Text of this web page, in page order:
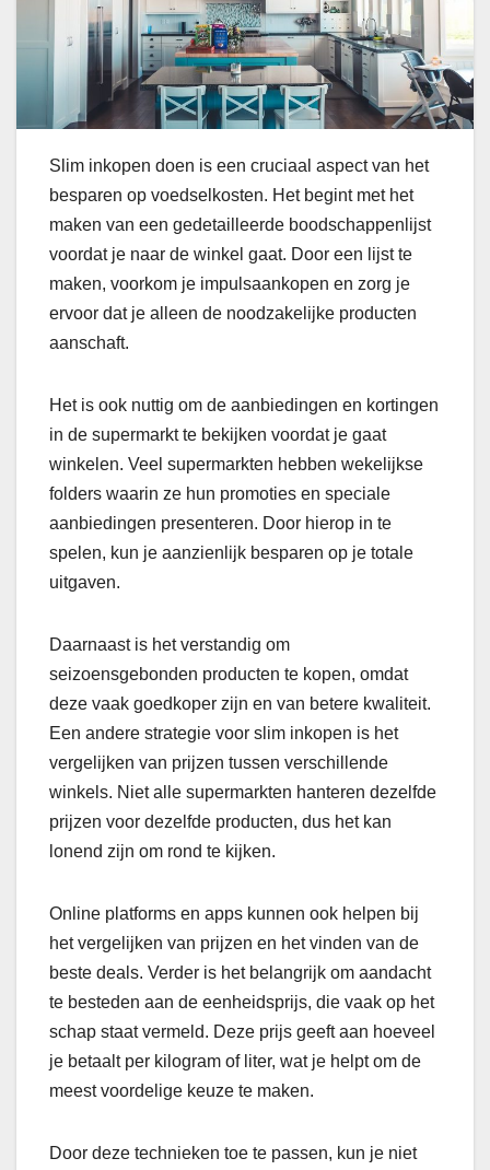
Slim inkopen doen is een cruciaal aspect van het
besparen op voedselkosten. Het begint met het
maken van een gedetailleerde boodschappenlijst
voordat je naar de winkel gaat. Door een lijst te
maken, voorkom je impulsaankopen en zorg je
ervoor dat je alleen de noodzakelijke producten
aanschaft.
Het is ook nuttig om de aanbiedingen en kortingen
in de supermarkt te bekijken voordat je gaat
winkelen. Veel supermarkten hebben wekelijkse
folders waarin ze hun promoties en speciale
aanbiedingen presenteren. Door hierop in te
spelen, kun je aanzienlijk besparen op je totale
uitgaven.
Daarnaast is het verstandig om
seizoensgebonden producten te kopen, omdat
deze vaak goedkoper zijn en van betere kwaliteit.
Een andere strategie voor slim inkopen is het
vergelijken van prijzen tussen verschillende
winkels. Niet alle supermarkten hanteren dezelfde
prijzen voor dezelfde producten, dus het kan
lonend zijn om rond te kijken.
Online platforms en apps kunnen ook helpen bij
het vergelijken van prijzen en het vinden van de
beste deals. Verder is het belangrijk om aandacht
te besteden aan de eenheidsprijs, die vaak op het
schap staat vermeld. Deze prijs geeft aan hoeveel
je betaalt per kilogram of liter, wat je helpt om de
meest voordelige keuze te maken.
Door deze technieken toe te passen, kun je niet